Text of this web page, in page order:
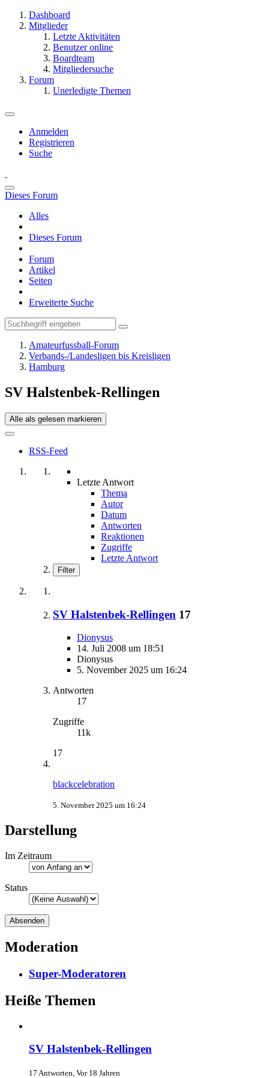
Dashboard
Mitglieder
Letzte Aktivitäten
Benutzer online
Boardteam
Mitgliedersuche
Forum
Unerledigte Themen
Anmelden
Registrieren
Suche
Dieses Forum
Alles
Dieses Forum
Forum
Artikel
Seiten
Erweiterte Suche
Amateurfussball-Forum
Verbands-/Landesligen bis Kreisligen
Hamburg
SV Halstenbek-Rellingen
Alle als gelesen markieren
RSS-Feed
Letzte Antwort
Thema
Autor
Datum
Antworten
Reaktionen
Zugriffe
Letzte Antwort
Filter
SV Halstenbek-Rellingen 17
Dionysus
14. Juli 2008 um 18:51
Dionysus
5. November 2025 um 16:24
Antworten
17
Zugriffe
11k
17
blackcelebration
5. November 2025 um 16:24
Darstellung
Im Zeitraum
Status
Moderation
Super-Moderatoren
Heiße Themen
SV Halstenbek-Rellingen
17 Antworten, Vor 18 Jahren